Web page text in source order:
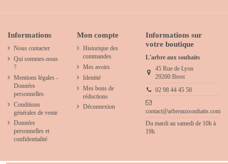
Informations
Nous contacter
Qui sommes-nous
?
Mentions légales -
Données
personnelles
Conditions
générales de vente
Données
personnelles et
confidentialité
Mon compte
Historique des
commandes
Mes avoirs
Identité
Mes bons de
réductions
Déconnexion
Informations sur
votre boutique
L'arbre aux souhaits
45 Rue de Lyon
29200 Brest
02 98 44 45 58
contact@arbreauxsouhaits.com
Du mardi au samedi de 10h à
19h